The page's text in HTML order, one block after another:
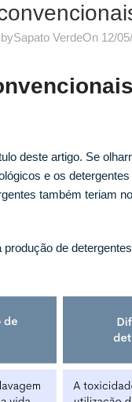
Sapato VerdeOn 12/
deste artigo. Se
e os
também teriam
de